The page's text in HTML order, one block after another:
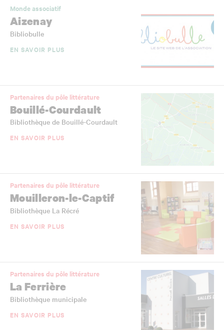
Monde associatif
Aizenay
Bibliobulle
EN SAVOIR PLUS
Partenaires du pôle littérature
Bouillé-Courdault
Bibliothèque de Bouillé-Courdault
EN SAVOIR PLUS
Partenaires du pôle littérature
Mouilleron-le-Captif
Bibliothèque La Récré
EN SAVOIR PLUS
Partenaires du pôle littérature
La Ferrière
Bibliothèque municipale
EN SAVOIR PLUS